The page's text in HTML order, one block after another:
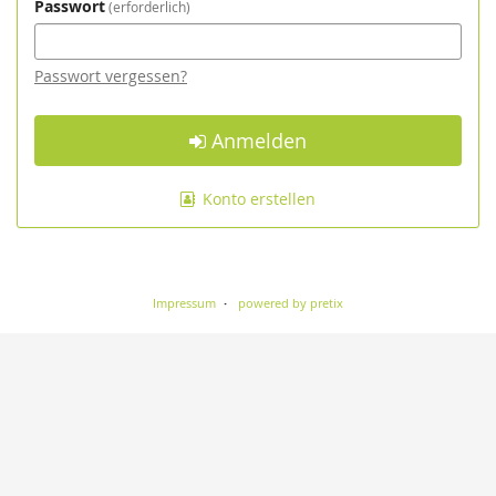
Passwort erforderlich
Passwort vergessen?
Anmelden
Konto erstellen
Impressum powered by pretix